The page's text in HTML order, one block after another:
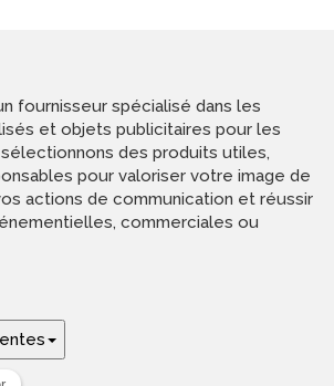
fournisseur spécialisé dans les
et objets publicitaires pour les
des produits utiles,
pour valoriser votre image de
actions de communication et réussir
commerciales ou